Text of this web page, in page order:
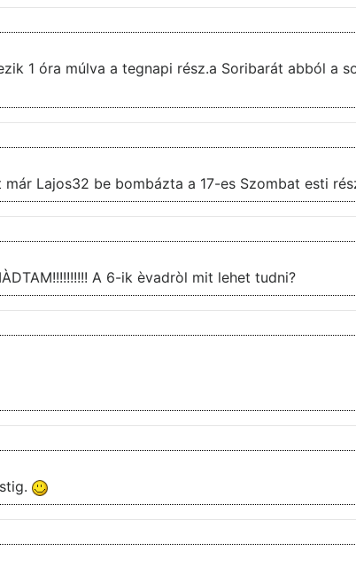
1 óra múlva a tegnapi rész.a Soribarát abból a
Lajos32 be bombázta a 17-es Szombat esti
A 6-ik èvadròl mit lehet tudni?